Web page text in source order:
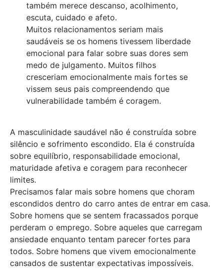
também merece descanso, acolhimento,
escuta, cuidado e afeto.
Muitos relacionamentos seriam mais
saudáveis se os homens tivessem liberdade
emocional para falar sobre suas dores sem
medo de julgamento. Muitos filhos
cresceriam emocionalmente mais fortes se
vissem seus pais compreendendo que
vulnerabilidade também é coragem.
A masculinidade saudável não é construída sobre
silêncio e sofrimento escondido. Ela é construída
sobre equilíbrio, responsabilidade emocional,
maturidade afetiva e coragem para reconhecer
limites.
Precisamos falar mais sobre homens que choram
escondidos dentro do carro antes de entrar em casa.
Sobre homens que se sentem fracassados porque
perderam o emprego. Sobre aqueles que carregam
ansiedade enquanto tentam parecer fortes para
todos. Sobre homens que vivem emocionalmente
cansados de sustentar expectativas impossíveis.